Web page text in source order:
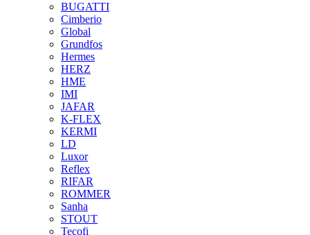
BUGATTI
Cimberio
Global
Grundfos
Hermes
HERZ
HME
IMI
JAFAR
K-FLEX
KERMI
LD
Luxor
Reflex
RIFAR
ROMMER
Sanha
STOUT
Tecofi